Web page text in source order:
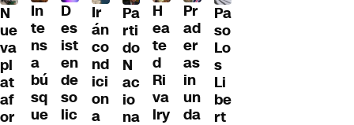
N
ue
va
pl
at
af
or
In
te
ns
a
bú
sq
ue
D
es
ist
en
de
so
lic
Ir
án
co
nd
ici
on
a
Pa
rti
do
N
ac
io
na
H
ea
te
d
Ri
va
lry
Pr
ad
er
as
in
un
da
Pa
so
Lo
s
Li
be
rt